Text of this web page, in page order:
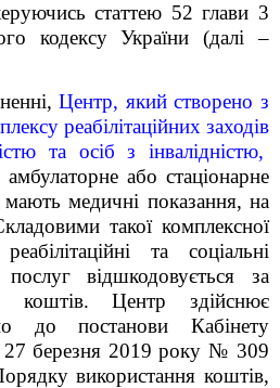
статтею 52 глави 3
кодексу України (далі –
Центр, який створено з
реабілітаційних заходів
та осіб з інвалідністю,
або стаціонарне
мають медичні показання, на
такої комплексної
та соціальні
відшкодовується за
коштів. Центр здійснює
до постанови Кабінету
27 березня 2019 року № 309
використання коштів,